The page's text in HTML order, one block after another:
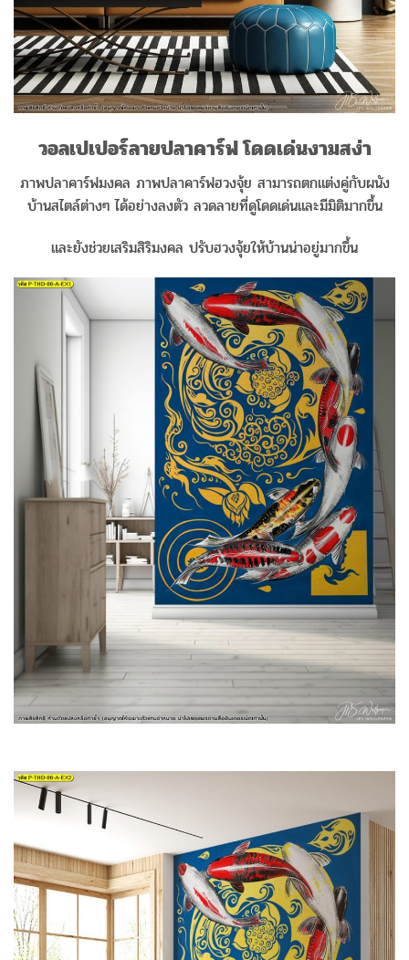
วอลเปเปอร์ลายปลาคาร์ฟ โดดเด่นงามสง่า
ภาพปลาคาร์ฟมงคล ภาพปลาคาร์ฟฮวงจุ้ย สามารถตกแต่งคู่กับผนัง
บ้านสไตล์ต่างๆ ได้อย่างลงตัว ลวดลายที่ดูโดดเด่นและมีมิติมากขึ้น
และยังช่วยเสริมสิริมงคล ปรับฮวงจุ้ยให้บ้านน่าอยู่มากขึ้น